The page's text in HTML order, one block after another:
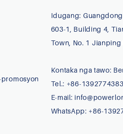
Idugang:
603-1, Building 4,
Town, No. 1 Jianping
Kontaka nga tawo:
Tel.: +86-
E-mail:
WhatsApp: +86-